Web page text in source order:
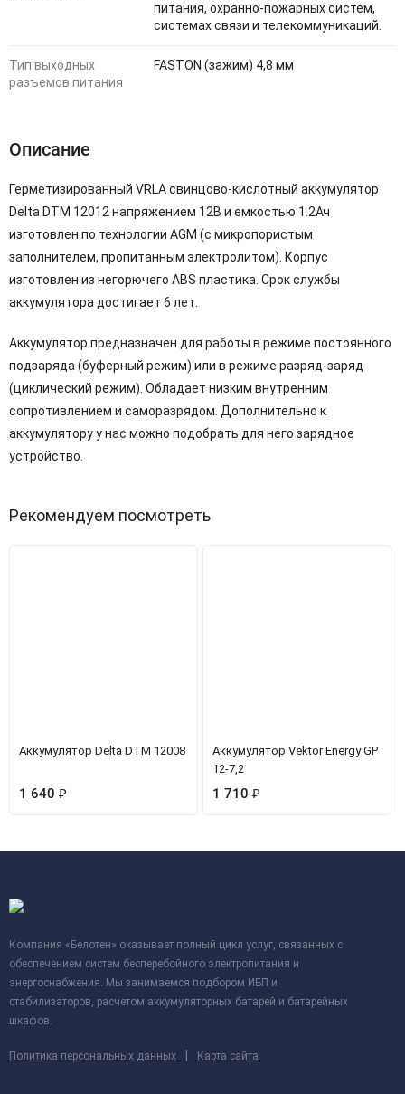
питания, охранно-пожарных систем,
системах связи и телекоммуникаций.
Тип выходных
разъемов питания
FASTON (зажим) 4,8 мм
Описание
Герметизированный VRLA cвинцово-кислотный аккумулятор
Delta DTM 12012 напряжением 12В и емкостью 1.2Ач
изготовлен по технологии AGM (с микропористым
заполнителем, пропитанным электролитом). Корпус
изготовлен из негорючего ABS пластика. Срок службы
аккумулятора достигает 6 лет.
Аккумулятор предназначен для работы в режиме постоянного
подзаряда (буферный режим) или в режиме разряд-заряд
(циклический режим). Обладает низким внутренним
сопротивлением и саморазрядом. Дополнительно к
аккумулятору у нас можно подобрать для него зарядное
устройство.
Рекомендуем посмотреть
Аккумулятор Delta DTM 12008
1 640 ₽
Аккумулятор Vektor Energy GP
12-7,2
1 710 ₽
Компания «Белотен» оказывает полный цикл услуг, связанных с
обеспечением систем бесперебойного электропитания и
энергоснабжения. Мы занимаемся подбором ИБП и
стабилизаторов, расчетом аккумуляторных батарей и батарейных
шкафов.
Политика персональных данных Карта сайта